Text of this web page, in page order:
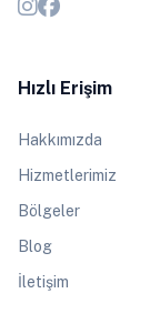
Hızlı Erişim
Hakkımızda
Hizmetlerimiz
Bölgeler
Blog
İletişim